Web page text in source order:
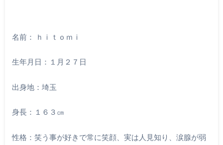
名前： ｈｉｔｏｍｉ
生年月日：１月２７日
出身地：埼玉
身長：１６３㎝
性格：笑う事が好きで常に笑顔、実は人見知り、涙腺が弱